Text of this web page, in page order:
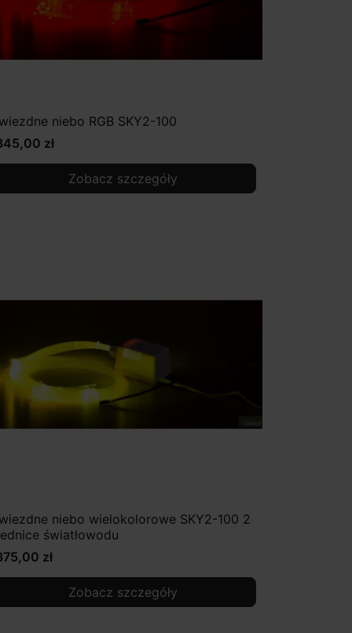
niebo RGB SKY2-100
zł
Zobacz szczegóły
niebo wielokolorowe SKY2-100 2
światłowodu
zł
Zobacz szczegóły